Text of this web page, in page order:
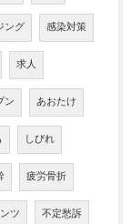
ング 感染対策
求人
ン あおたけ
しびれ
疲労骨折
ツ 不定愁訴